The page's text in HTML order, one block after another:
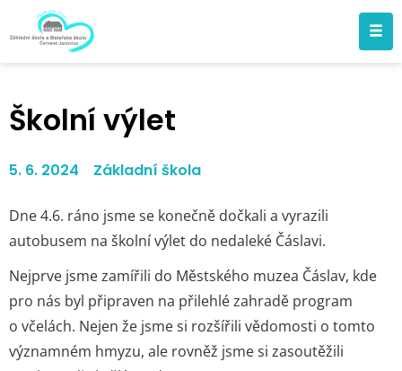
Školní výlet
5. 6. 2024 Základní škola
Dne 4.6. ráno jsme se konečně dočkali a vyrazili
autobusem na školní výlet do nedaleké Čáslavi.
Nejprve jsme zamířili do Městského muzea Čáslav, kde
pro nás byl připraven na přilehlé zahradě program
o včelách. Nejen že jsme si rozšířili vědomosti o tomto
významném hmyzu, ale rovněž jsme si zasoutěžili